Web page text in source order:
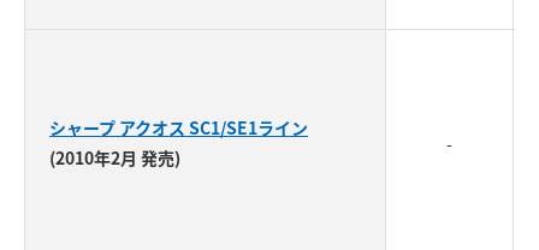
シャープ アクオス SC1/SE1ライン
(2010年2月 発売)
-